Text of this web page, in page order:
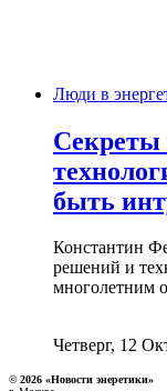
Люди в
Секреты
быть
Константин
решений и
многолетним
Четверг, 12
© 2026 «Новости энеретики»